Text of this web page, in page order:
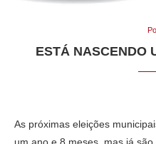
ESTÁ NASCENDO
As próximas eleições